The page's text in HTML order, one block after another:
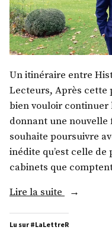
Un itinéraire entre
Lecteurs, Après cette
bien vouloir continuer
donnant une nouvelle
souhaite poursuivre
inédite qu’est celle
cabinets que
Lire la suite
« M.
Manenti »
Lu sur #LaLettreR